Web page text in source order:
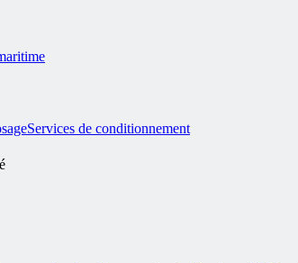
Services de conditionnement